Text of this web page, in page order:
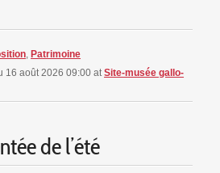
,Patrimoine
16 août 2026 09:00atSite-musée gallo-
de l’été